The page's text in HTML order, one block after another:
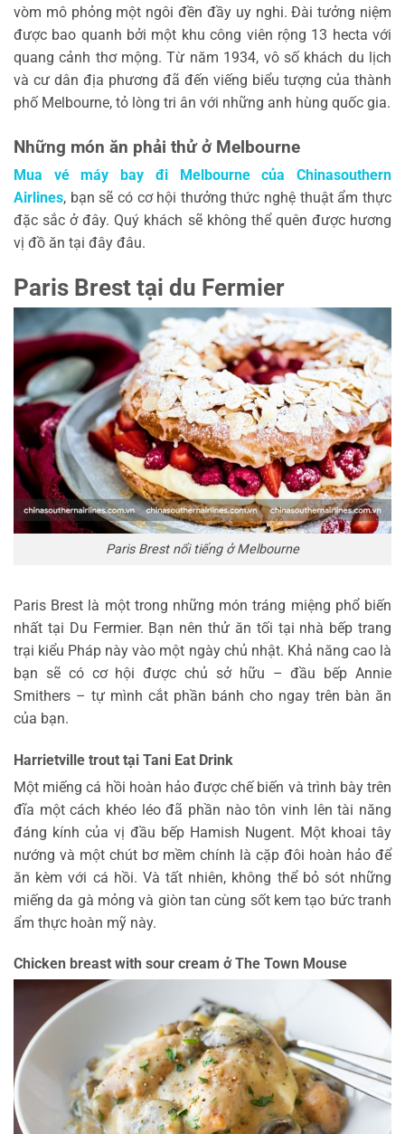
vòm mô phỏng một ngôi đền đầy uy nghi. Đài tưởng niệm
được bao quanh bởi một khu công viên rộng 13 hecta với
quang cảnh thơ mộng. Từ năm 1934, vô số khách du lịch
và cư dân địa phương đã đến viếng biểu tượng của thành
phố Melbourne, tỏ lòng tri ân với những anh hùng quốc gia.
Những món ăn phải thử ở Melbourne
Mua vé máy bay đi Melbourne của Chinasouthern
Airlines, bạn sẽ có cơ hội thưởng thức nghệ thuật ẩm thực
đặc sắc ở đây. Quý khách sẽ không thể quên được hương
vị đồ ăn tại đây đâu.
Paris Brest tại du Fermier
Paris Brest nổi tiếng ở Melbourne
Paris Brest là một trong những món tráng miệng phổ biến
nhất tại Du Fermier. Bạn nên thử ăn tối tại nhà bếp trang
trại kiểu Pháp này vào một ngày chủ nhật. Khả năng cao là
bạn sẽ có cơ hội được chủ sở hữu – đầu bếp Annie
Smithers – tự mình cắt phần bánh cho ngay trên bàn ăn
của bạn.
Harrietville trout tại Tani Eat Drink
Một miếng cá hồi hoàn hảo được chế biến và trình bày trên
đĩa một cách khéo léo đã phần nào tôn vinh lên tài năng
đáng kính của vị đầu bếp Hamish Nugent. Một khoai tây
nướng và một chút bơ mềm chính là cặp đôi hoàn hảo để
ăn kèm với cá hồi. Và tất nhiên, không thể bỏ sót những
miếng da gà mỏng và giòn tan cùng sốt kem tạo bức tranh
ẩm thực hoàn mỹ này.
Chicken breast with sour cream ở The Town Mouse